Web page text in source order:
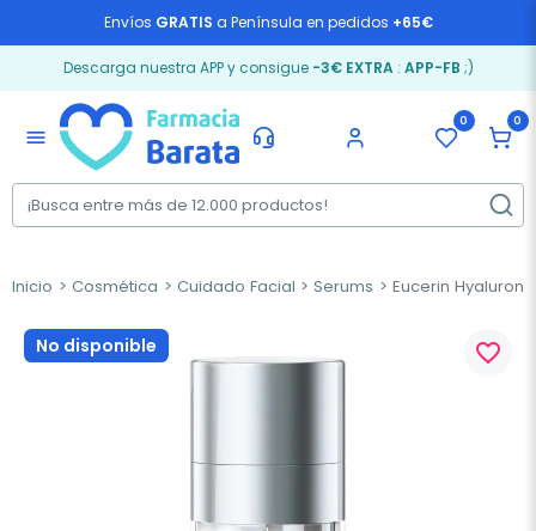
Envíos GRATIS a Península en pedidos +65€
Descarga nuestra APP y consigue -3€ EXTRA: APP-FB ;)
menu
0 0
Inicio Cosmética Cuidado Facial Serums Eucerin
No disponible favorite_border